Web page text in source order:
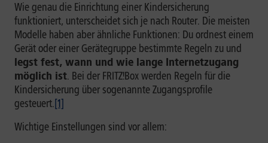
Wie genau die Einrichtung einer Kindersicherung
funktioniert, unterscheidet sich je nach Router. Die meisten
Modelle haben aber ähnliche Funktionen: Du ordnest einem
Gerät oder einer Gerätegruppe bestimmte Regeln zu und
legst fest, wann und wie lange Internetzugang
möglich ist. Bei der FRITZ!Box werden Regeln für die
Kindersicherung über sogenannte Zugangsprofile
gesteuert.[1]
Wichtige Einstellungen sind vor allem: